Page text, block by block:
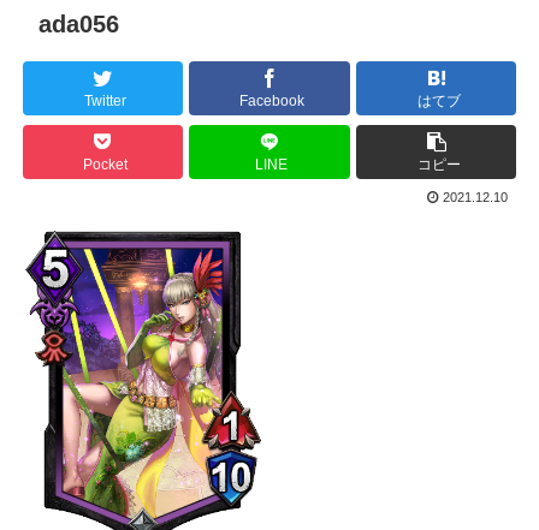
ada056
Twitter Facebook はてブ
Pocket LINE コピー
2021.12.10